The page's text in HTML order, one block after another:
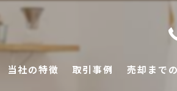
当社の特徴 取引事例 売却まで